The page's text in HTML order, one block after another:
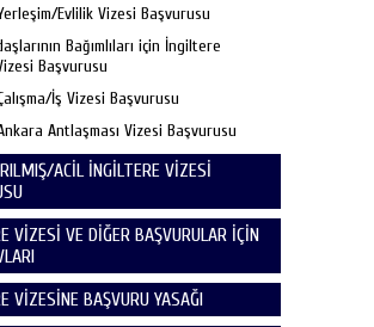
Evlilik Vizesi Başvurusu
Bağımlıları için İngiltere
Başvurusu
İş Vizesi Başvurusu
Antlaşması Vizesi Başvurusu
ACİL İNGİLTERE VİZESİ
VİZESİ VE DİĞER BAŞVURULAR İÇİN
VİZESİNE BAŞVURU YASAĞI